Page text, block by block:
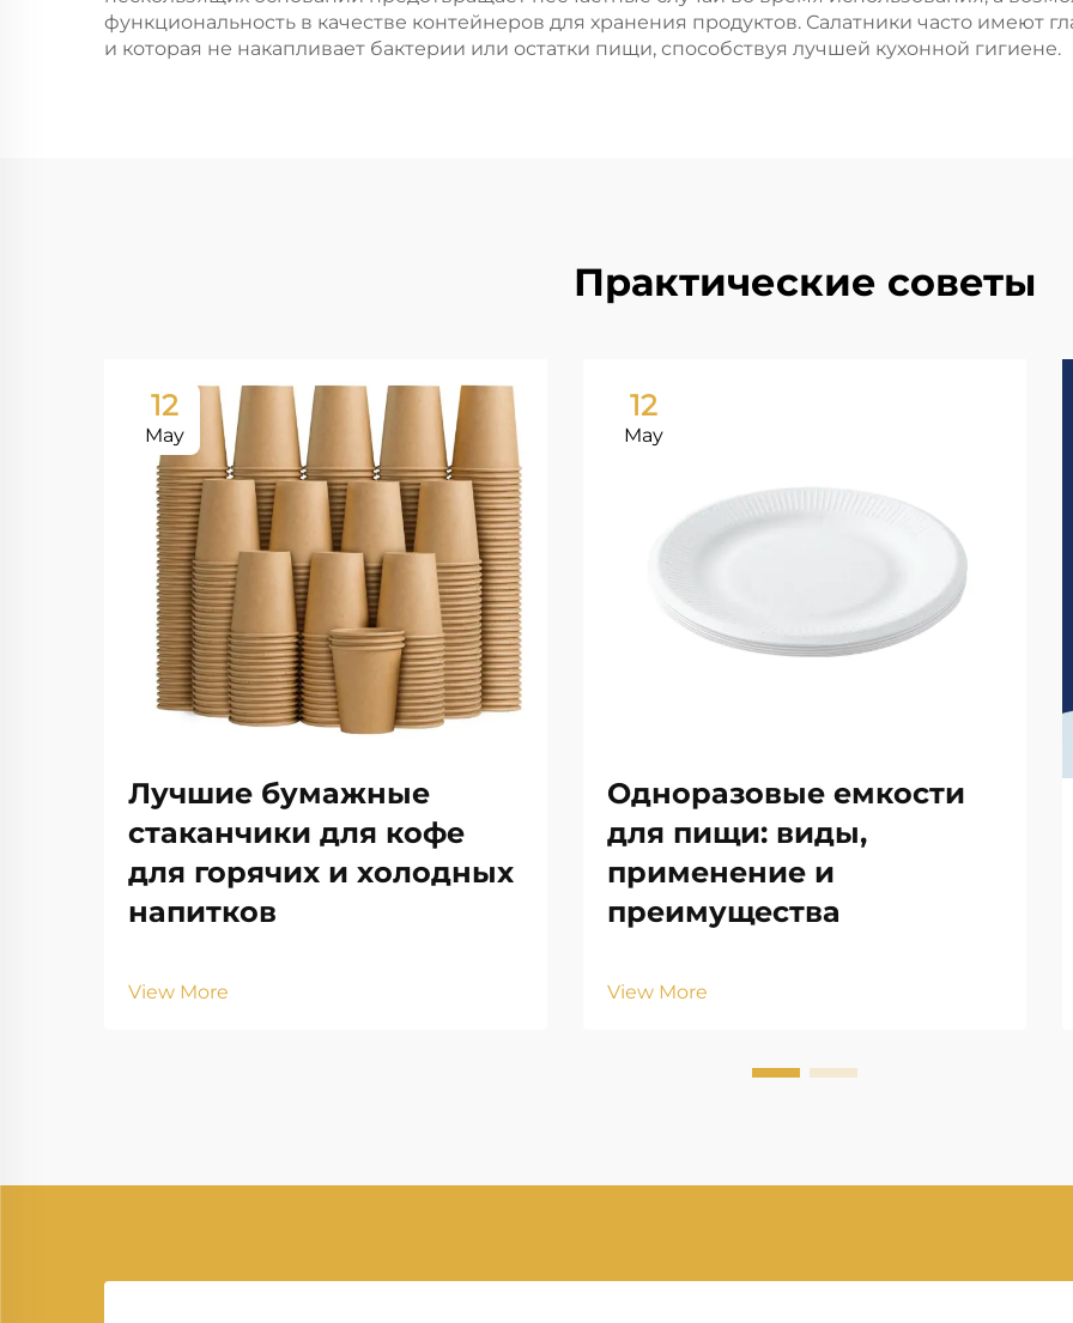
функциональность в качестве контейнеров для хранения продуктов. Салатники часто имеют
и которая не накапливает бактерии или остатки пищи, способствуя лучшей кухонной гигиене.
Практические советы
12
May
Лучшие бумажные
стаканчики для кофе
для горячих и холодных
напитков
View More
12
May
Одноразовые емкости
для пищи: виды,
применение и
преимущества
View More